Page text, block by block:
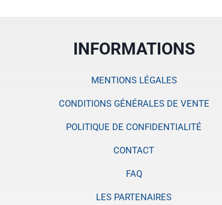
INFORMATIONS
MENTIONS LÉGALES
CONDITIONS GÉNÉRALES DE VENTE
POLITIQUE DE CONFIDENTIALITÉ
CONTACT
FAQ
LES PARTENAIRES